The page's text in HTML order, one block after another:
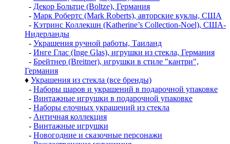
- Декор Больтце (Boltze), Германия
- Марк Робертс (Mark Roberts), авторские куклы, США
- Кэтринс Коллекшн (Katherine’s Collection-Noel), США-
Нидерланды
- Украшения ручной работы, Таиланд
- Инге Глас (Inge Glas), игрушки из стекла, Германия
- Брейтнер (Breitner), игрушки в стиле "кантри",
Германия
♦ Украшения из стекла (все бренды)
- Наборы шаров и украшений в подарочной упаковке
- Винтажные игрушки в подарочной упаковке
- Наборы елочных украшений из стекла
- Античная коллекция
- Винтажные игрушки
- Новогодние и сказочные персонажи